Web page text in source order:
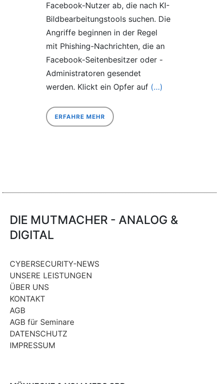
Facebook-Nutzer ab, die nach KI-
Bildbearbeitungstools suchen. Die
Angriffe beginnen in der Regel
mit Phishing-Nachrichten, die an
Facebook-Seitenbesitzer oder -
Administratoren gesendet
werden. Klickt ein Opfer auf (…)
ERFAHRE MEHR
DIE MUTMACHER - ANALOG &
DIGITAL
CYBERSECURITY-NEWS
UNSERE LEISTUNGEN
ÜBER UNS
KONTAKT
AGB
AGB für Seminare
DATENSCHUTZ
IMPRESSUM